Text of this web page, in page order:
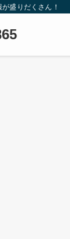
盛りだくさん！